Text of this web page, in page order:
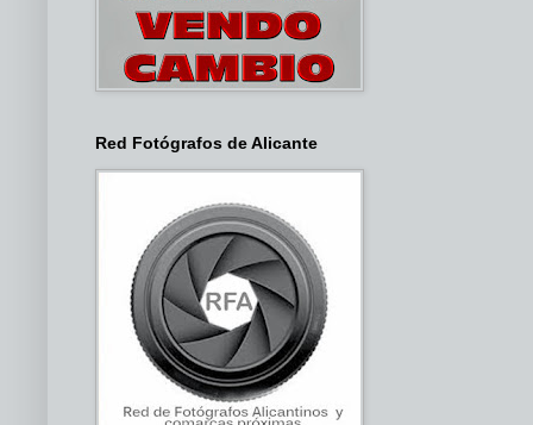
Red Fotógrafos de Alicante